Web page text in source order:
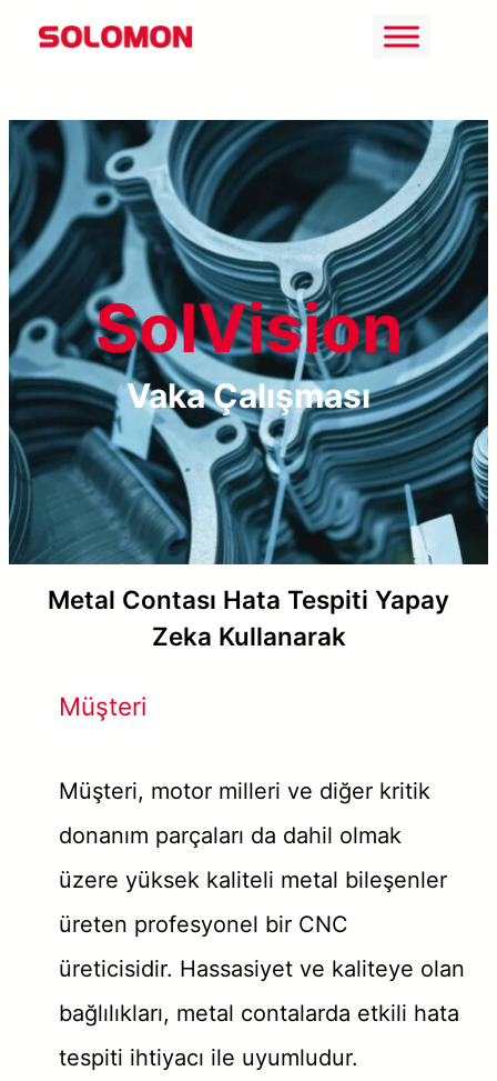
İçeriğe
SolVision
Vaka Çalışması
Metal Contası Hata Tespiti Yapay
Zeka Kullanarak
Müşteri
Müşteri, motor milleri ve diğer kritik
donanım parçaları da dahil olmak
üzere yüksek kaliteli metal bileşenler
üreten profesyonel bir CNC
üreticisidir. Hassasiyet ve kaliteye olan
bağlılıkları, metal contalarda etkili hata
tespiti ihtiyacı ile uyumludur.